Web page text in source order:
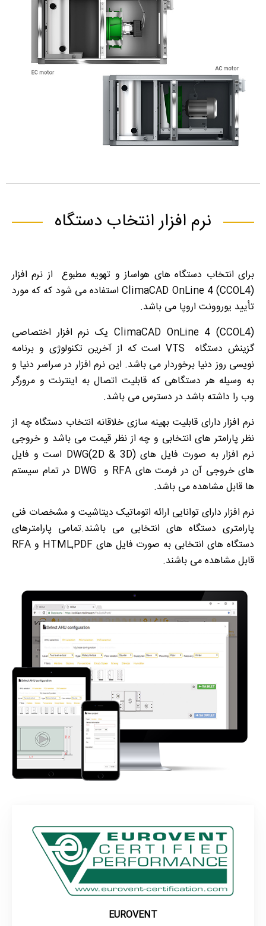
نرم افزار انتخاب دستگاه
برای انتخاب دستگاه های هواساز و تهویه مطبوع از نرم افزار
ClimaCAD OnLine 4 (CCOL4) استفاده می شود که که مورد
تأیید یوروونت اروپا می باشد.
ClimaCAD OnLine 4 (CCOL4) یک نرم افزار اختصاصی
گزینش دستگاه VTS است که از آخرین تکنولوژی و برنامه
نویسی روز دنیا برخوردار می باشد. این نرم افزار در سراسر دنیا و
به وسیله هر دستگاهی که قابلیت اتصال به اینترنت و مرورگر
وب را داشته باشد در دسترس می باشد.
نرم افزار دارای قابلیت بهینه سازی خلاقانه انتخاب دستگاه چه از
نظر پارامتر های انتخابی و چه از نظر قیمت می باشد و خروجی
نرم افزار به صورت فایل های (2D & 3D)DWG است و فایل
های خروجی آن در فرمت های RFA و DWG در تمام سیستم
ها قابل مشاهده می باشد.
نرم افزار دارای توانایی ارائه اتوماتیک دیتاشیت و مشخصات فنی
پارامتری دستگاه های انتخابی می باشند.تمامی پارامترهای
دستگاه های انتخابی به صورت فایل های HTML,PDF و RFA
قابل مشاهده می باشند.
EUROVENT